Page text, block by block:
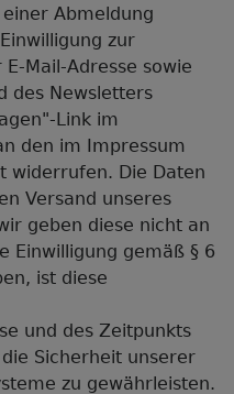
Abmeldung
zur
Mail-Adresse sowie
des Newsletters
Link im
den im Impressum
widerrufen. Die Daten
Versand unseres
geben diese nicht an
Einwilligung gemäß § 6
ist diese
und des Zeitpunkts
Sicherheit unserer
zu gewährleisten.